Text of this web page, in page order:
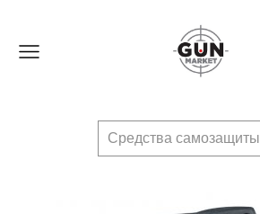
Средства самозащиты